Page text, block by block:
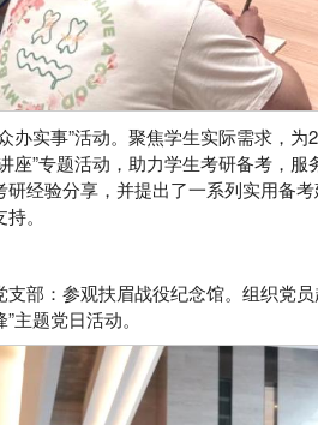
办实事”活动。聚焦学生实际需求，
”专题活动，助力学生考研备考，服
研经验分享，并提出了一系列实用备
。
部：参观扶眉战役纪念馆。组织党
主题党日活动。